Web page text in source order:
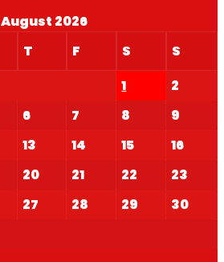
August 2026
T F S
S
1
2
6 7 8
9
13 14 15
16
20 21 22
23
27 28 29
30